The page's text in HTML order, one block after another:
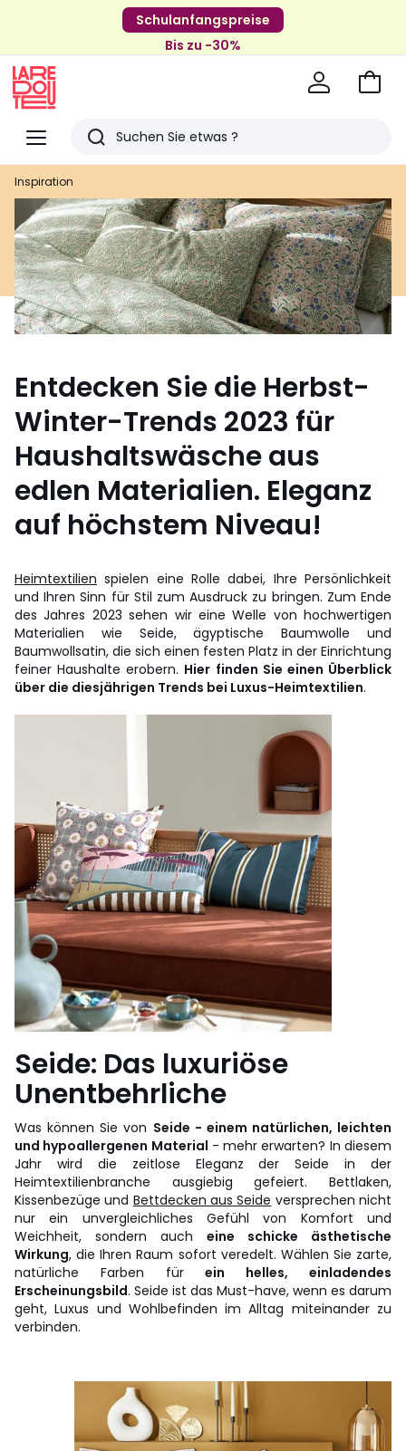
Schulanfangspreise
Bis zu -30%
Menü
Redoute
Suchen
Zuletzt
angesehenen
Artikel
Zum
Inspiration
Entdecken Sie die Herbst-
Winter-Trends 2023 für
Haushaltswäsche aus
edlen Materialien. Eleganz
auf höchstem Niveau!
Heimtextilien spielen eine Rolle dabei, Ihre Persönlichkeit
und Ihren Sinn für Stil zum Ausdruck zu bringen. Zum Ende
des Jahres 2023 sehen wir eine Welle von hochwertigen
Materialien wie Seide, ägyptische Baumwolle und
Baumwollsatin, die sich einen festen Platz in der Einrichtung
feiner Haushalte erobern. Hier finden Sie einen Überblick
über die diesjährigen Trends bei Luxus-Heimtextilien.
Seide: Das luxuriöse
Unentbehrliche
Was können Sie von Seide - einem natürlichen, leichten
und hypoallergenen Material - mehr erwarten? In diesem
Jahr wird die zeitlose Eleganz der Seide in der
Heimtextilienbranche ausgiebig gefeiert. Bettlaken,
Kissenbezüge und Bettdecken aus Seide versprechen nicht
nur ein unvergleichliches Gefühl von Komfort und
Weichheit, sondern auch eine schicke ästhetische
Wirkung, die Ihren Raum sofort veredelt. Wählen Sie zarte,
natürliche Farben fürein helles, einladendes
Erscheinungsbild. Seide ist das Must-have, wenn es darum
geht, Luxus und Wohlbefinden im Alltag miteinander zu
verbinden.